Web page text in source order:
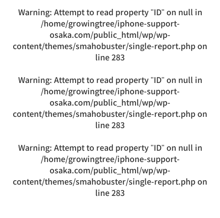
Warning: Attempt to read property "ID" on null in
/home/growingtree/iphone-support-
osaka.com/public_html/wp/wp-
content/themes/smahobuster/single-report.phpon
line283
Warning: Attempt to read property "ID" on null in
/home/growingtree/iphone-support-
osaka.com/public_html/wp/wp-
content/themes/smahobuster/single-report.phpon
line283
Warning: Attempt to read property "ID" on null in
/home/growingtree/iphone-support-
osaka.com/public_html/wp/wp-
content/themes/smahobuster/single-report.phpon
line283